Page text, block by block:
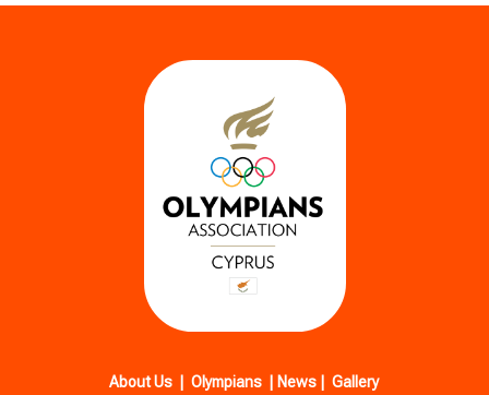
About Us |Olympians News |Gallery